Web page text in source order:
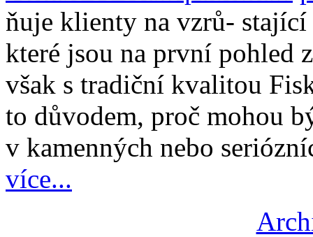
ňuje klienty na vzrů-
které jsou na první pohled
však s tradiční kvalitou
to důvodem, proč mohou
v kamenných nebo
více...